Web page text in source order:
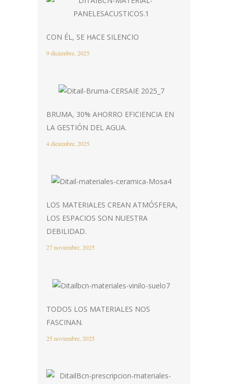
CON ÉL, SE HACE SILENCIO
9 diciembre, 2025
BRUMA, 30% AHORRO EFICIENCIA EN
LA GESTIÓN DEL AGUA.
4 diciembre, 2025
LOS MATERIALES CREAN ATMÓSFERA,
LOS ESPACIOS SON NUESTRA
DEBILIDAD.
27 noviembre, 2025
TODOS LOS MATERIALES NOS
FASCINAN.
25 noviembre, 2025